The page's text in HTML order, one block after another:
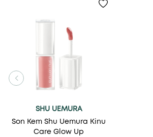
SHU UEMURA
Son Kem Shu Uemura Kinu
Care Glow Up